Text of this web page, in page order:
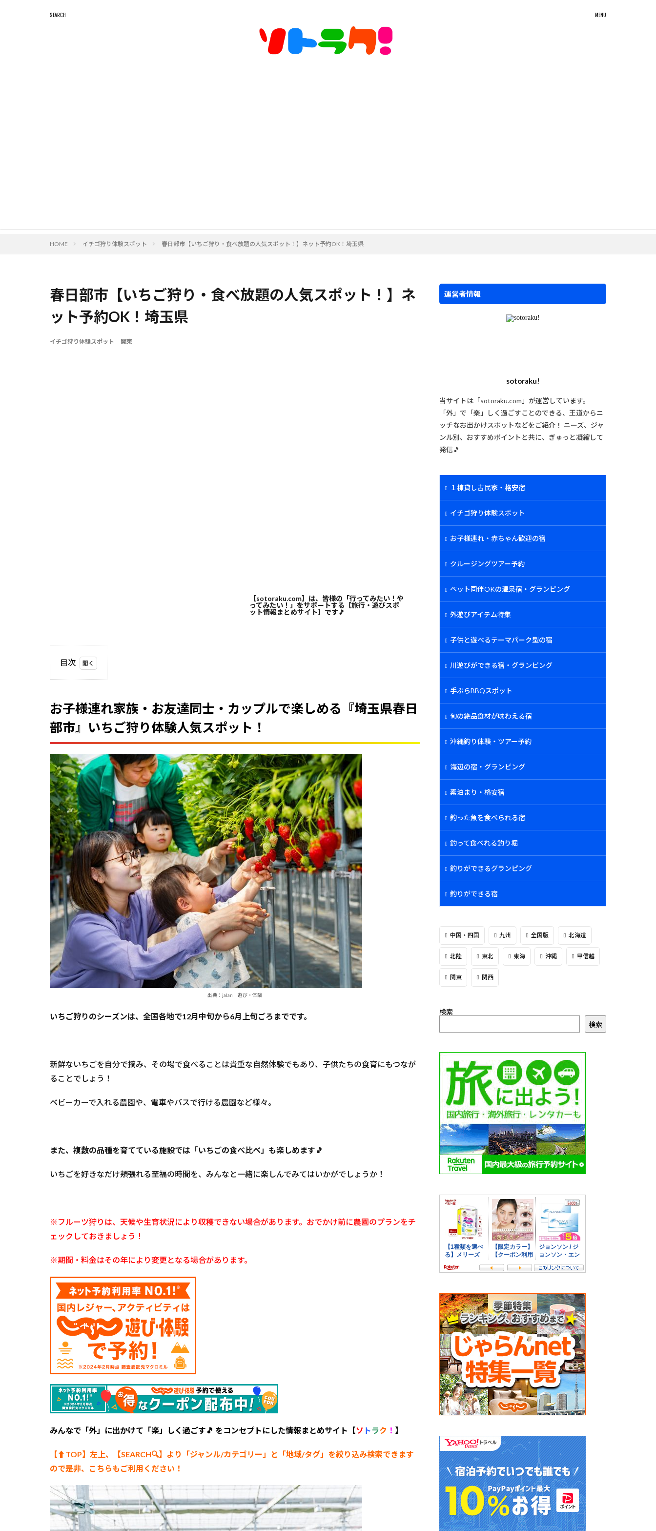
HOME イチゴ狩り体験スポット 春日部市【いちご狩り・食べ放題の人気スポット！】ネット予約OK！埼玉県
春日部市【いちご狩り・食べ放題の人気スポット！】ネ
ット予約OK！埼玉県
イチゴ狩り体験スポット 関東
【sotoraku.com】は、皆様の「行ってみたい！や
ってみたい！」をサポートする【旅行・遊びスポ
ット情報まとめサイト】です🎵
目次
れ家
お友
カッ
プル
で楽
しめ
る
『埼
玉県
春日
部
市』
いち
ご狩
り体
験人
気ス
ポッ
ト！
2
【榎】
ホルテ
ィ貝塚
3
牧】
折原
い
ち
狩
約
つ
埼玉
県・
その
地域
ちご
狩り
スポ
ット
の検
索は
こち
らか
ら
🎵」
お子様連れ家族・お友達同士・カップルで楽しめる『埼玉県春日
部市』いちご狩り体験人気スポット！
出典：jalan 遊び・体験
いちご狩りのシーズンは、全国各地で12月中旬から6月上旬ごろまでです。
新鮮ないちごを自分で摘み、その場で食べることは貴重な自然体験でもあり、子供たちの食育にもつなが
ることでしょう！
ベビーカーで入れる農園や、電車やバスで行ける農園など様々。
また、複数の品種を育てている施設では「いちごの食べ比べ」も楽しめます🎵
いちごを好きなだけ頬張れる至福の時間を、みんなと一緒に楽しんでみてはいかがでしょうか！
※フルーツ狩りは、天候や生育状況により収穫できない場合があります。おでかけ前に農園のプランをチ
ェックしておきましょう！
※期間・料金はその年により変更となる場合があります。
みんなで「外」に出かけて「楽」しく過ごす🎵 をコンセプトにした情報まとめサイト【ソ ト ラク ！ 】
【⬆︎TOP】左上、【SEARCH🔍】より「ジャンル/カテゴリー 」と「地域/タグ」を絞り込み検索できます
ので是非、こちらもご利用ください！
運営者情報
sotoraku!
当サイトは「sotoraku.com」が運営しています。
「外」で「楽」しく過ごすことのできる、王道からニ
ッチなお出かけスポットなどをご紹介！ ニーズ、ジャ
ンル別、おすすめポイントと共に、ぎゅっと凝縮して
発信🎵
１棟貸し古民家・格安宿
イチゴ狩り体験スポット
お子様連れ・赤ちゃん歓迎の宿
クルージングツアー予約
ペット同伴OKの温泉宿・グランピング
外遊びアイテム特集
子供と遊べるテーマパーク型の宿
川遊びができる宿・グランピング
手ぶらBBQスポット
旬の絶品食材が味わえる宿
沖縄釣り体験・ツアー予約
海辺の宿・グランピング
素泊まり・格安宿
釣った魚を食べられる宿
釣って食べれる釣り堀
釣りができるグランピング
釣りができる宿
中国・四国 九州 全国版 北海道
北陸 東北 東海 沖縄 甲信越
関東 関西
検索
検索